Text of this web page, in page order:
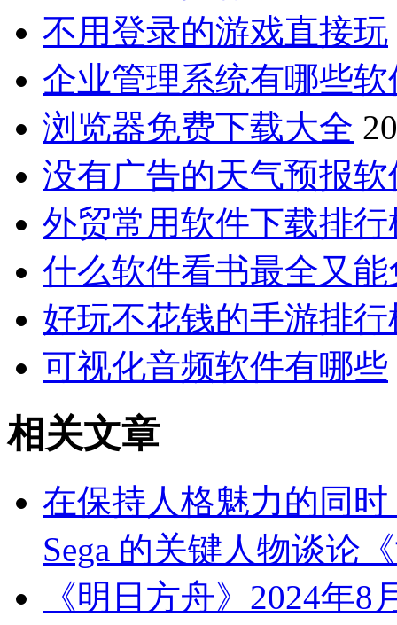
不用登录的游戏直接玩
企业管理系统有哪些软
浏览器免费下载大全
没有广告的天气预报软
外贸常用软件下载排行
什么软件看书最全又
好玩不花钱的手游排行
可视化音频软件有哪些
相关文章
在保持人格魅力的同
Sega 的关键人物谈论
《明日方舟》2024年